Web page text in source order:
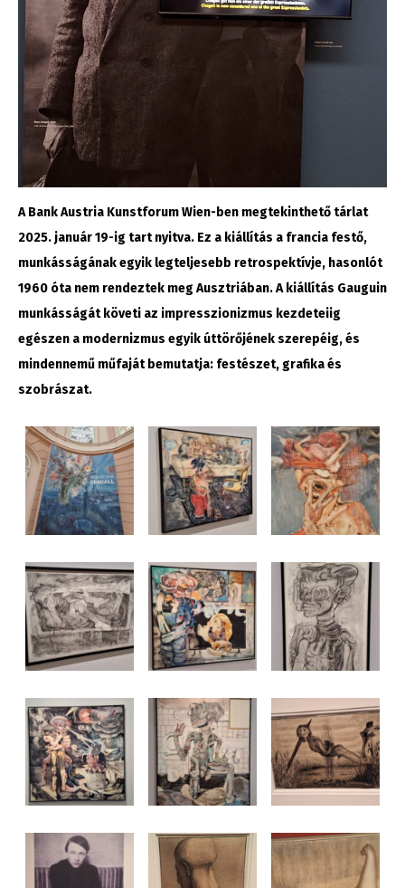
A Bank Austria Kunstforum Wien-ben megtekinthető tárlat
2025. január 19-ig tart nyitva. Ez a kiállítás a francia festő,
munkásságának egyik legteljesebb retrospektívje, hasonlót
1960 óta nem rendeztek meg Ausztriában. A kiállítás Gauguin
munkásságát követi az impresszionizmus kezdeteiig
egészen a modernizmus egyik úttörőjének szerepéig, és
mindennemű műfaját bemutatja: festészet, grafika és
szobrászat.